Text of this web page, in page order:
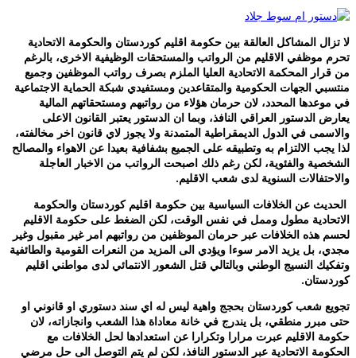
تزال المشاكل العالقة بين حكومة اقليم كوردستان والحكومة الاتحادية
موظفي الاقليم من الرواتب والمستحقات الوظيفية الاخرى، بالرغم
قرار المحكمة الاتحادية العليا الملزم بصرف رواتب الموظفين وجميع
الجهات الحكومية والمتقاعدين ومستفيدي شبكة الحماية الاجتماعية
موعدها المحدد، لان حرمان هؤلاء من رواتبهم ومستحقاتهم المالية
الدستور العراقي النافذ، وبما ان الدستور يعتبر القانون الاعلى
في الدول الديمقراطية المتمدنة ولا يجوز لاي قانون اخر مخالفته،
يجب الالتزام به وتطبيقه على الجميع بشفافية بعيدا عن الاهواء والمصالح
والفئوية، لكن رغم ذلك اصبحت الرواتب من الاخبار العاجلة
السنوية لدى شعب الاقليم.
عن الخلافات السياسية بين حكومة اقليم كوردستان والحكومة
مطول وممل في نفس الوقت، لكن الضغط على حكومة الاقليم
هذه الخلافات عبر حرمان الموظفين من رواتبهم امر غير مقبول وغير
بل يزيد الامر سوءا ويؤدي الى المزيد من النعرات القومية والطائفية
النسيج الوطني وبالتالي قتل الشعور الانتمائي لدى مواطني اقليم
شعب كوردستان بحجج واهية ليس له اي سند دستوري او قانوني او
مبرر منطقي، بل يندرج في خانة معاداة هذا الشعب وانجازاته، لان
الاقليم عبرت مرارا وتكرارا عن استعدادها لحل الخلافات مع
الاتحادية عبر الدستور النافذ، لكن لم يتم التوصل الى حل مرضي